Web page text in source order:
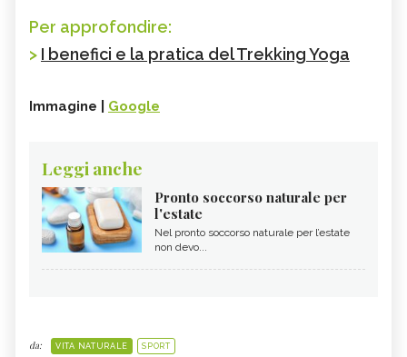
Per approfondire:
> I benefici e la pratica del Trekking Yoga
Immagine | Google
Leggi anche
Pronto soccorso naturale per
l'estate
Nel pronto soccorso naturale per l’estate
non devo...
da: VITA NATURALE SPORT